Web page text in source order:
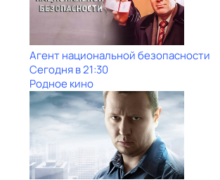
Агент национальной безопасности
Сегодня в 21:30
Родное кино